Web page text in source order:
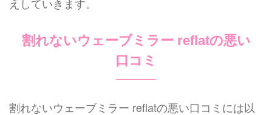
割れないウェーブミラー reflatの悪い
口コミ
割れないウェーブミラー reflatの悪い口コミには以